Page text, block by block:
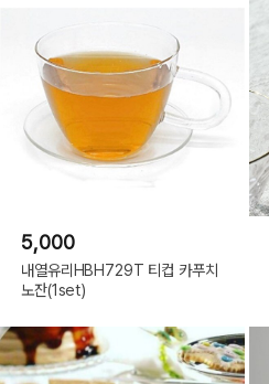
5,000
내열유리HBH729T 티컵 카푸치
노잔(1set)